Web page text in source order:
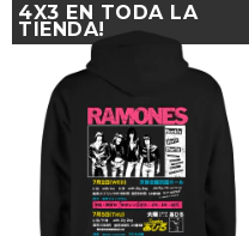
4X3 EN TODA LA
TIENDA!